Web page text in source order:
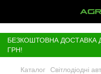
БЕЗКОШТОВНА ДОСТАВКА
ГРН!
Каталог Світлодіодні